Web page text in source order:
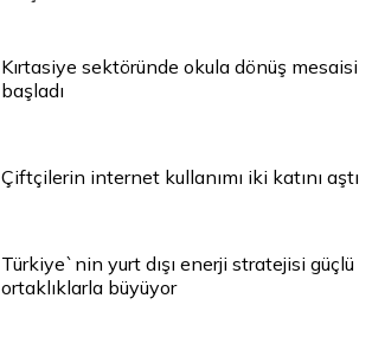
Kırtasiye sektöründe okula dönüş mesaisi
başladı
Çiftçilerin internet kullanımı iki katını aştı
Türkiye`nin yurt dışı enerji stratejisi güçlü
ortaklıklarla büyüyor